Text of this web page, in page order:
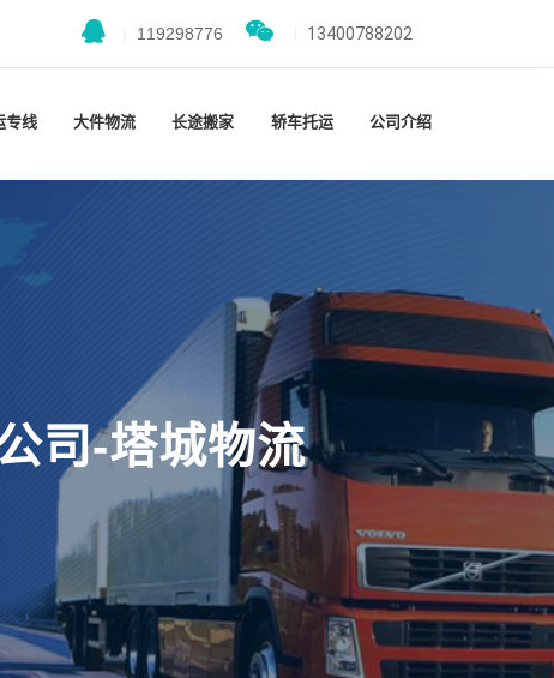
119298776 13400788202
专线 大件物流 长途搬家 轿车托运 公司介绍
司-塔城物流